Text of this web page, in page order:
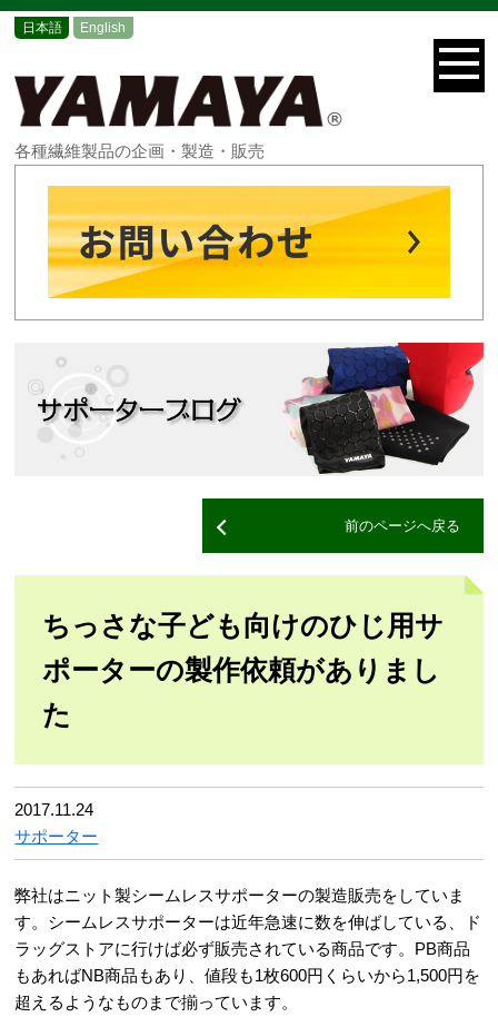
日本語 English
各種繊維製品の企画・製造・販売
前のページへ戻る
ちっさな子ども向けのひじ用サ
ポーターの製作依頼がありまし
た
2017.11.24
サポーター
弊社はニット製シームレスサポーターの製造販売をしていま
す。シームレスサポーターは近年急速に数を伸ばしている、ド
ラッグストアに行けば必ず販売されている商品です。PB商品
もあればNB商品もあり、値段も1枚600円くらいから1,500円を
超えるようなものまで揃っています。